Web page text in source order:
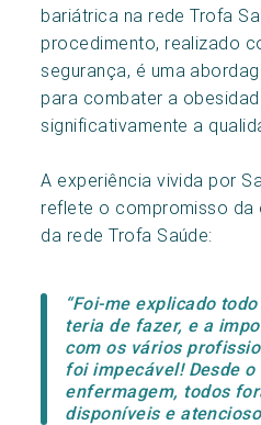
bariátrica na rede Trofa
procedimento, realizado
segurança, é uma
para combater a
significativamente a
A experiência vivida por
reflete o compromisso da
da rede Trofa Saúde:
“Foi-me explicado
teria de fazer, e a
com os vários
foi impecável! Desde
enfermagem, todos
disponíveis e